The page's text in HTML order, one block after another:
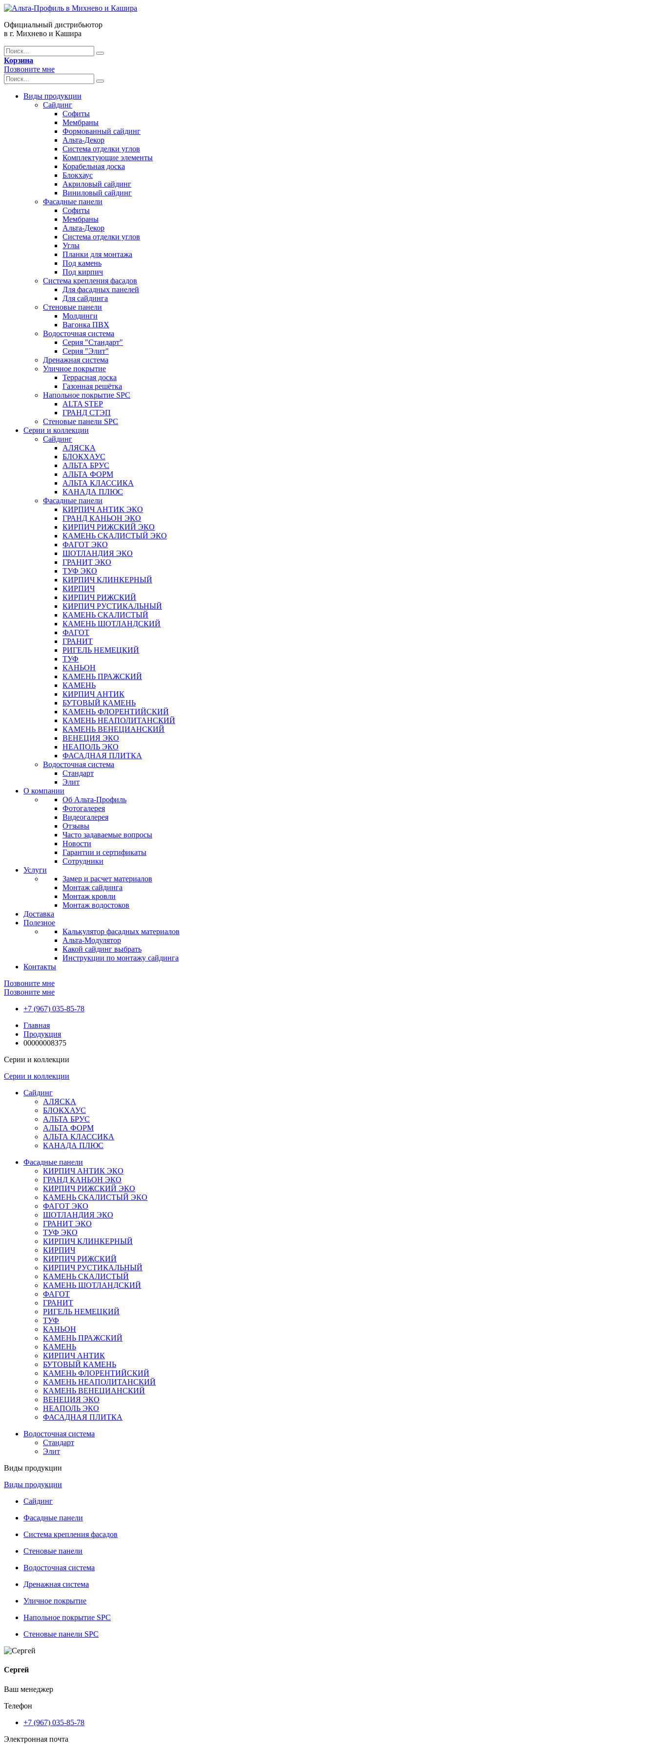
Официальный дистрибьютор
в г. Михнево и Кашира
Корзина
Позвоните мне
Виды продукции
Сайдинг
Софиты
Мембраны
Формованный сайдинг
Альта-Декор
Система отделки углов
Комплектующие элементы
Корабельная доска
Блокхаус
Акриловый сайдинг
Виниловый сайдинг
Фасадные панели
Софиты
Мембраны
Альта-Декор
Система отделки углов
Углы
Планки для монтажа
Под камень
Под кирпич
Система крепления фасадов
Для фасадных панелей
Для сайдинга
Стеновые панели
Молдинги
Вагонка ПВХ
Водосточная система
Серия "Стандарт"
Серия "Элит"
Дренажная система
Уличное покрытие
Террасная доска
Газонная решётка
Напольное покрытие SPC
ALTA STEP
ГРАНД СТЭП
Стеновые панели SPC
Серии и коллекции
Сайдинг
АЛЯСКА
БЛОКХАУС
АЛЬТА БРУС
АЛЬТА ФОРМ
АЛЬТА КЛАССИКА
КАНАДА ПЛЮС
Фасадные панели
КИРПИЧ АНТИК ЭКО
ГРАНД КАНЬОН ЭКО
КИРПИЧ РИЖСКИЙ ЭКО
КАМЕНЬ СКАЛИСТЫЙ ЭКО
ФАГОТ ЭКО
ШОТЛАНДИЯ ЭКО
ГРАНИТ ЭКО
ТУФ ЭКО
КИРПИЧ КЛИНКЕРНЫЙ
КИРПИЧ
КИРПИЧ РИЖСКИЙ
КИРПИЧ РУСТИКАЛЬНЫЙ
КАМЕНЬ СКАЛИСТЫЙ
КАМЕНЬ ШОТЛАНДСКИЙ
ФАГОТ
ГРАНИТ
РИГЕЛЬ НЕМЕЦКИЙ
ТУФ
КАНЬОН
КАМЕНЬ ПРАЖСКИЙ
КАМЕНЬ
КИРПИЧ АНТИК
БУТОВЫЙ КАМЕНЬ
КАМЕНЬ ФЛОРЕНТИЙСКИЙ
КАМЕНЬ НЕАПОЛИТАНСКИЙ
КАМЕНЬ ВЕНЕЦИАНСКИЙ
ВЕНЕЦИЯ ЭКО
НЕАПОЛЬ ЭКО
ФАСАДНАЯ ПЛИТКА
Водосточная система
Стандарт
Элит
О компании
Об Альта-Профиль
Фотогалерея
Видеогалерея
Отзывы
Часто задаваемые вопросы
Новости
Гарантии и сертификаты
Сотрудники
Услуги
Замер и расчет материалов
Монтаж сайдинга
Монтаж кровли
Монтаж водостоков
Доставка
Полезное
Калькулятор фасадных материалов
Альта-Модулятор
Какой сайдинг выбрать
Инструкции по монтажу сайдинга
Контакты
Позвоните мне
Позвоните мне
+7 (967) 035-85-78
Главная
Продукция
00000008375
Серии и коллекции
Серии и коллекции
Сайдинг
АЛЯСКА
БЛОКХАУС
АЛЬТА БРУС
АЛЬТА ФОРМ
АЛЬТА КЛАССИКА
КАНАДА ПЛЮС
Фасадные панели
КИРПИЧ АНТИК ЭКО
ГРАНД КАНЬОН ЭКО
КИРПИЧ РИЖСКИЙ ЭКО
КАМЕНЬ СКАЛИСТЫЙ ЭКО
ФАГОТ ЭКО
ШОТЛАНДИЯ ЭКО
ГРАНИТ ЭКО
ТУФ ЭКО
КИРПИЧ КЛИНКЕРНЫЙ
КИРПИЧ
КИРПИЧ РИЖСКИЙ
КИРПИЧ РУСТИКАЛЬНЫЙ
КАМЕНЬ СКАЛИСТЫЙ
КАМЕНЬ ШОТЛАНДСКИЙ
ФАГОТ
ГРАНИТ
РИГЕЛЬ НЕМЕЦКИЙ
ТУФ
КАНЬОН
КАМЕНЬ ПРАЖСКИЙ
КАМЕНЬ
КИРПИЧ АНТИК
БУТОВЫЙ КАМЕНЬ
КАМЕНЬ ФЛОРЕНТИЙСКИЙ
КАМЕНЬ НЕАПОЛИТАНСКИЙ
КАМЕНЬ ВЕНЕЦИАНСКИЙ
ВЕНЕЦИЯ ЭКО
НЕАПОЛЬ ЭКО
ФАСАДНАЯ ПЛИТКА
Водосточная система
Стандарт
Элит
Виды продукции
Виды продукции
Сайдинг
Фасадные панели
Система крепления фасадов
Стеновые панели
Водосточная система
Дренажная система
Уличное покрытие
Напольное покрытие SPC
Стеновые панели SPC
Сергей
Ваш менеджер
Телефон
+7 (967) 035-85-78
Электронная почта